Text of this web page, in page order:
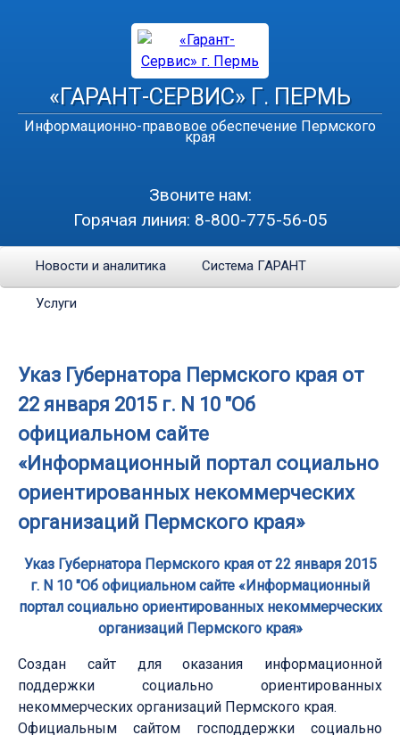
«ГАРАНТ-СЕРВИС» Г. ПЕРМЬ
Информационно-правовое обеспечение Пермского
края
Звоните нам:
Горячая линия: 8-800-775-56-05
Новости и аналитика Система ГАРАНТ
Услуги
Указ Губернатора Пермского края от
22 января 2015 г. N 10 "Об
официальном сайте
«Информационный портал социально
ориентированных некоммерческих
организаций Пермского края»
Указ Губернатора Пермского края от 22 января 2015
г. N 10 "Об официальном сайте «Информационный
портал социально ориентированных некоммерческих
организаций Пермского края»
Создан сайт для оказания информационной
поддержки социально ориентированных
некоммерческих организаций Пермского края.
Официальным сайтом господдержки социально